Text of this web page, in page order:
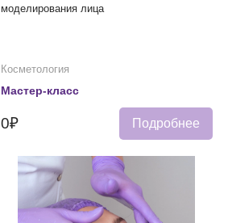
моделирования лица
Косметология
Мастер-класс
0₽ Подробнее